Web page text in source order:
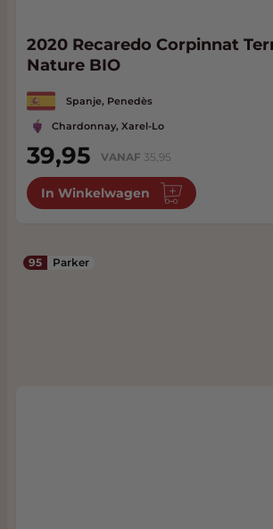
2020 Recaredo Corpinnat
Nature BIO
Spanje, Penedès
Chardonnay, Xarel-Lo
39,95 VANAF 35,95
In Winkelwagen
95 Parker